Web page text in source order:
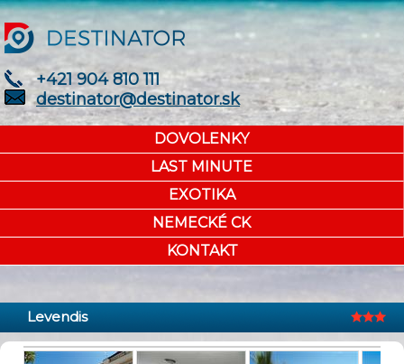
+421 904 810 111
destinator@destinator.sk
DOVOLENKY
LAST MINUTE
EXOTIKA
NEMECKÉ CK
KONTAKT
Levendis